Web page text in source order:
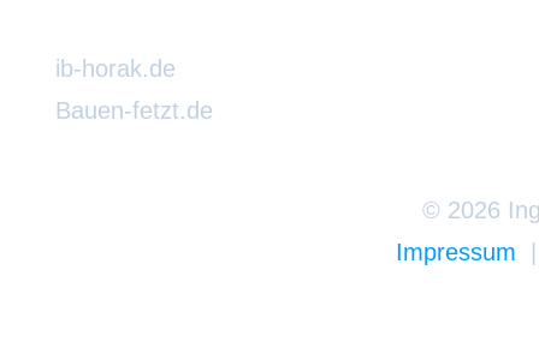
ib-horak.de
Bauen-fetzt.de
© 2026
Impressum